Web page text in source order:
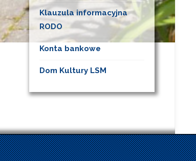
Klauzula informacyjna
RODO
Konta bankowe
Dom Kultury LSM